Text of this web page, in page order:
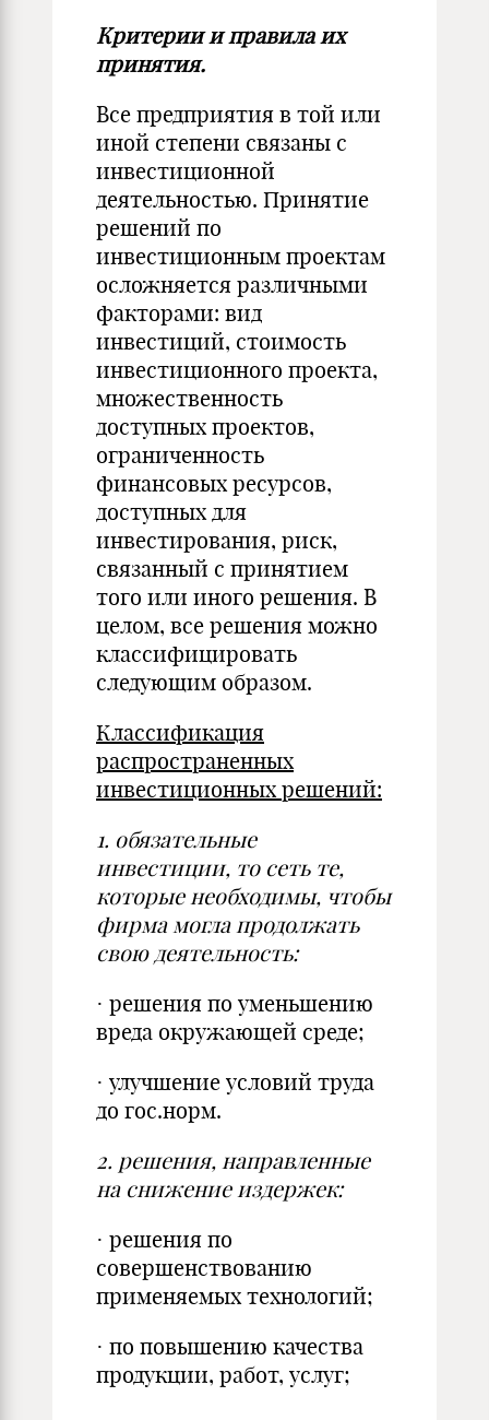
Критерии и правила их
принятия.
Все предприятия в той или
иной степени связаны с
инвестиционной
деятельностью. Принятие
решений по
инвестиционным проектам
осложняется различными
факторами: вид
инвестиций, стоимость
инвестиционного проекта,
множественность
доступных проектов,
ограниченность
финансовых ресурсов,
доступных для
инвестирования, риск,
связанный с принятием
того или иного решения. В
целом, все решения можно
классифицировать
следующим образом.
Классификация
распространенных
инвестиционных решений:
1. обязательные
инвестиции, то сеть те,
которые необходимы, чтобы
фирма могла продолжать
свою деятельность:
· решения по уменьшению
вреда окружающей среде;
· улучшение условий труда
до гос.норм.
2. решения, направленные
на снижение издержек:
· решения по
совершенствованию
применяемых технологий;
· по повышению качества
продукции, работ, услуг;